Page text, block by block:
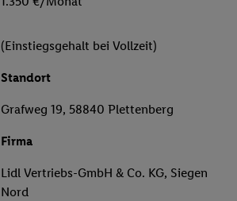
(Einstiegsgehalt bei Vollzeit)
Standort
Grafweg 19, 58840 Plettenberg
Firma
Lidl Vertriebs-GmbH & Co. KG, Siegen
Nord